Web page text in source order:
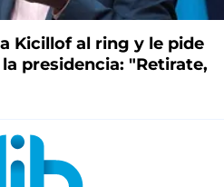
Kicillof al ring y le pide
presidencia: "Retirate,